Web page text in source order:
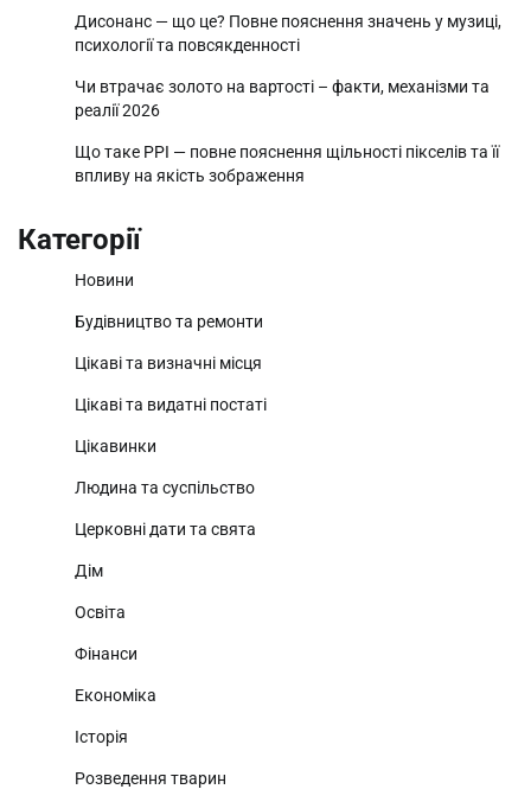
Дисонанс — що це? Повне пояснення значень у музиці,
психології та повсякденності
Чи втрачає золото на вартості – факти, механізми та
реалії 2026
Що таке PPI — повне пояснення щільності пікселів та її
впливу на якість зображення
Категорії
Новини
Будівництво та ремонти
Цікаві та визначні місця
Цікаві та видатні постаті
Цікавинки
Людина та суспільство
Церковні дати та свята
Дім
Освіта
Фінанси
Економіка
Історія
Розведення тварин